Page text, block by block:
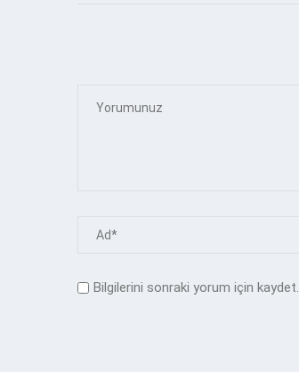
Bilgilerini sonraki yorum için kaydet.